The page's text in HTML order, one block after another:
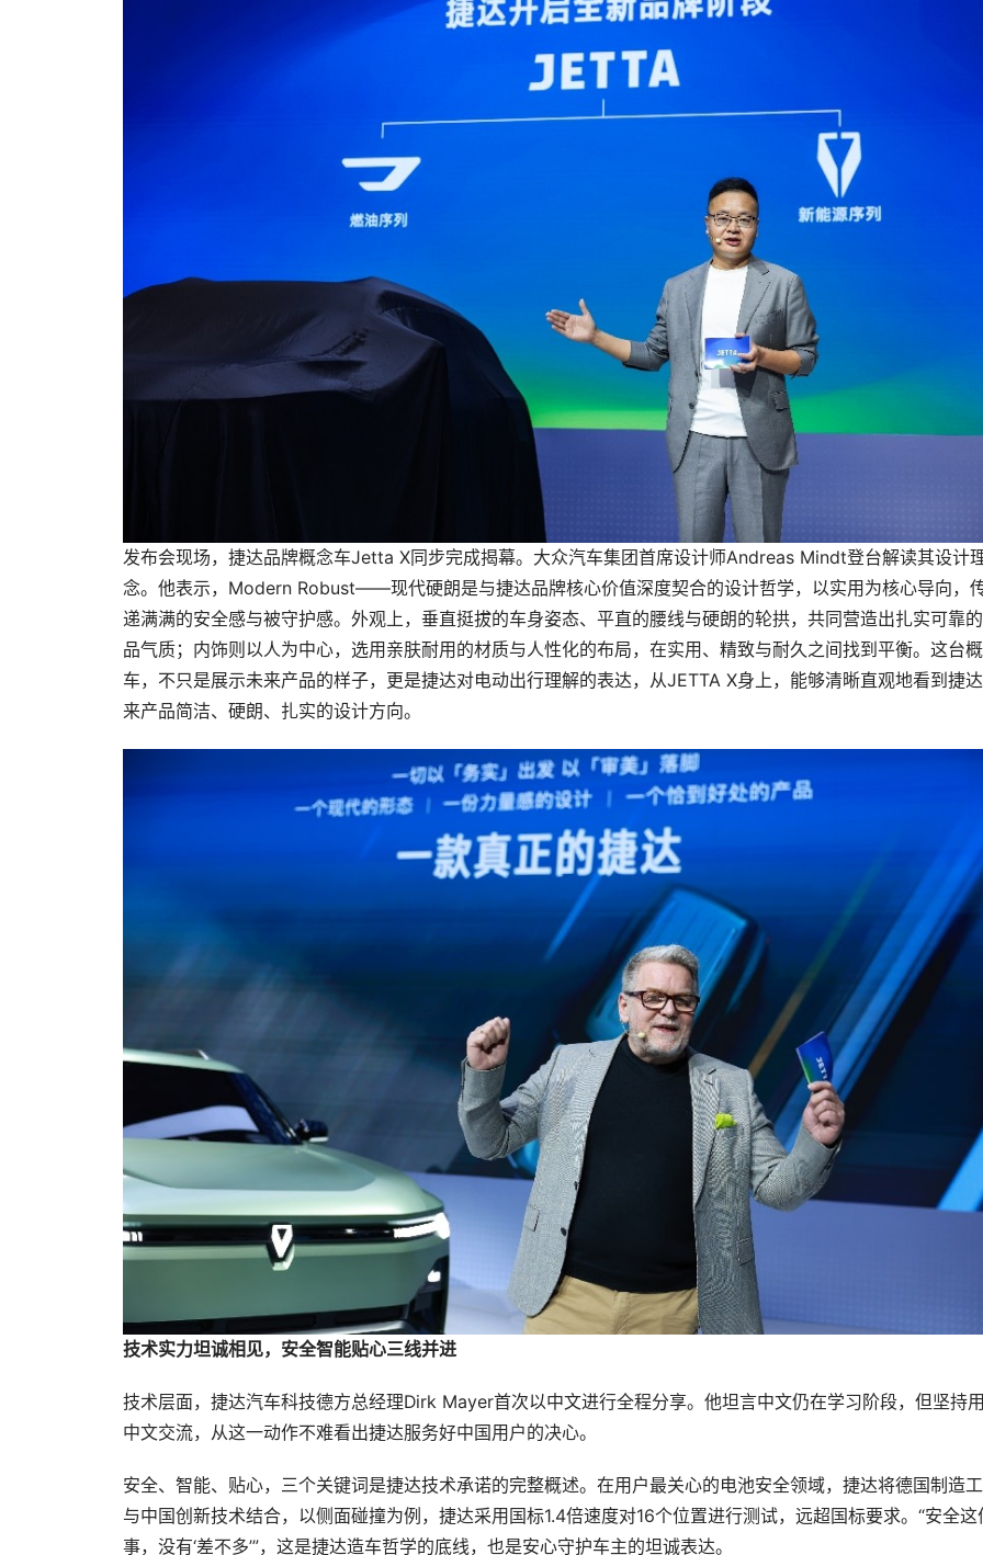
发布会现场，捷达品牌概念车Jetta X同步完成揭幕。大众汽车集团首席设计师Andreas Mindt登台解读其设计
念。他表示，Modern Robust——现代硬朗是与捷达品牌核心价值深度契合的设计哲学，以实用为核心导向，
递满满的安全感与被守护感。外观上，垂直挺拔的车身姿态、平直的腰线与硬朗的轮拱，共同营造出扎实可靠
品气质；内饰则以人为中心，选用亲肤耐用的材质与人性化的布局，在实用、精致与耐久之间找到平衡。这台
车，不只是展示未来产品的样子，更是捷达对电动出行理解的表达，从JETTA X身上，能够清晰直观地看到捷
来产品简洁、硬朗、扎实的设计方向。
技术实力坦诚相见，安全智能贴心三线并进
技术层面，捷达汽车科技德方总经理Dirk Mayer首次以中文进行全程分享。他坦言中文仍在学习阶段，但坚持
中文交流，从这一动作不难看出捷达服务好中国用户的决心。
安全、智能、贴心，三个关键词是捷达技术承诺的完整概述。在用户最关心的电池安全领域，捷达将德国制造
与中国创新技术结合，以侧面碰撞为例，捷达采用国标1.4倍速度对16个位置进行测试，远超国标要求。“安全这
事，没有‘差不多’”，这是捷达造车哲学的底线，也是安心守护车主的坦诚表达。